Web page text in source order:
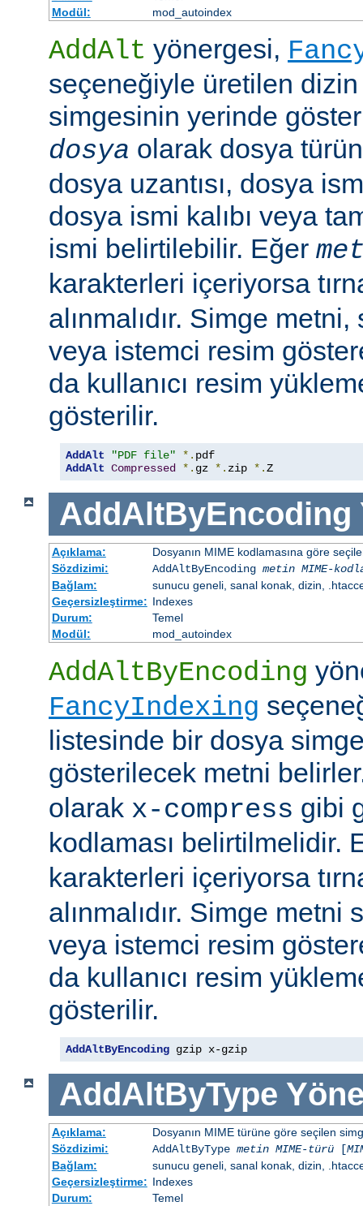
Modül:
mod_autoindex
AddAlt yönergesi,
seçeneğiyle üretilen
simgesinin yerinde
dosya olarak dosya
dosya uzantısı, dosya
dosya ismi kalıbı veya
ismi belirtilebilir. Eğer
karakterleri içeriyorsa
alınmalıdır. Simge
veya istemci resim
da kullanıcı resim
gösterilir.
AddAlt "PDF file" *.
AddAlt Compressed *. gz *. zip *.Z
AddAltByEncoding
Açıklama:
Dosyanın MIME kodlamasına göre
Sözdizimi:
AddAltByEncoding metin MIME-
Bağlam:
sunucu geneli, sanal konak, dizin,
Geçersizleştirme: Indexes
Durum:
Temel
Modül:
mod_autoindex
AddAltByEncoding
FancyIndexing
listesinde bir dosya
gösterilecek metni
olarak x-compress gibi
kodlaması belirtilmelidir.
karakterleri içeriyorsa
alınmalıdır. Simge metni
veya istemci resim
da kullanıcı resim
gösterilir.
AddAltByEncoding gzip x-gzip
AddAltByType
Açıklama:
Dosyanın MIME türüne göre seçilen
Sözdizimi:
AddAltByType metin MIME-türü[
Bağlam:
sunucu geneli, sanal konak, dizin,
Geçersizleştirme: Indexes
Durum:
Temel